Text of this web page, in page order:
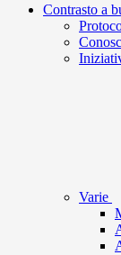
Contrasto a
Varie